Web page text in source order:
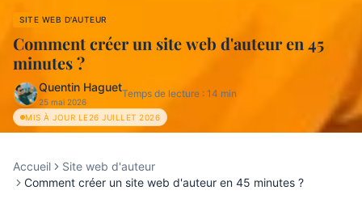
SITE WEB D'AUTEUR
Comment créer un site web d'auteur en 45
minutes ?
Quentin Haguet
25 mai 2026
Temps de lecture : 14 min
MIS À JOUR LE26 JUILLET 2026
Accueil
Site web d'auteur
Comment créer un site web d'auteur en 45 minutes ?